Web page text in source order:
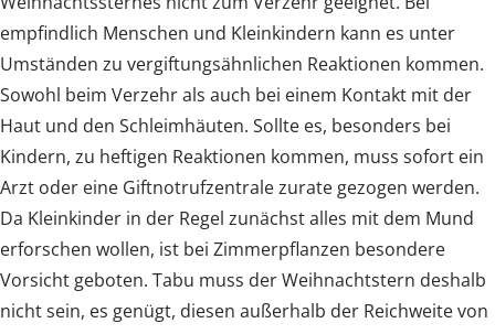
empfindlich Menschen und Kleinkindern kann es unter
Umständen zu vergiftungsähnlichen Reaktionen kommen.
Sowohl beim Verzehr als auch bei einem Kontakt mit der
Haut und den Schleimhäuten. Sollte es, besonders bei
Kindern, zu heftigen Reaktionen kommen, muss sofort ein
Arzt oder eine Giftnotrufzentrale zurate gezogen werden.
Da Kleinkinder in der Regel zunächst alles mit dem Mund
erforschen wollen, ist bei Zimmerpflanzen besondere
Vorsicht geboten. Tabu muss der Weihnachtstern deshalb
nicht sein, es genügt, diesen außerhalb der Reichweite von